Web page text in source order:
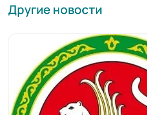
Другие новости